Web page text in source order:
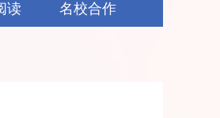
读 名校合作